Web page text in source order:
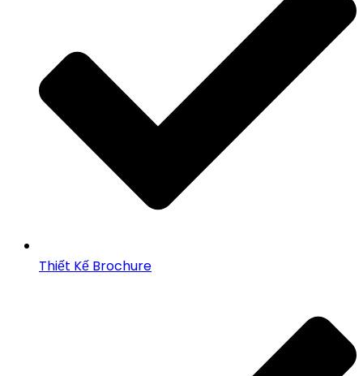
Thiết Kế Brochure